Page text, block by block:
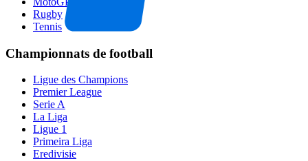
Rugby
Tennis
Championnats de football
Ligue des Champions
Premier League
Serie A
La Liga
Ligue 1
Primeira Liga
Eredivisie